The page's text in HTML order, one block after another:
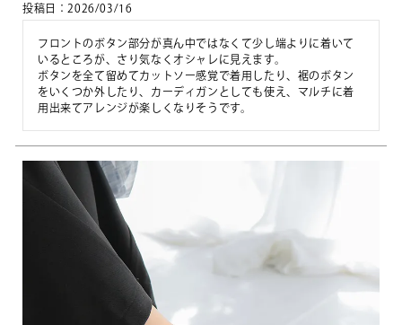
投稿日 2026/03/16
フロントのボタン部分が真ん中ではなくて少し端よりに着いて
いるところが、さり気なくオシャレに見えます。
ボタンを全て留めてカットソー感覚で着用したり、裾のボタン
をいくつか外したり、カーディガンとしても使え、マルチに着
用出来てアレンジが楽しくなりそうです。